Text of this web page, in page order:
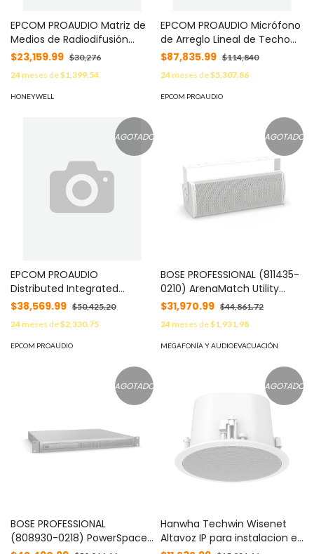
EPCOM PROAUDIO Matriz de
Medios de Radiodifusión
Inteligente Micro T-8000MA
/ Control Matriz 8x32 / 32
Zonas Expandibles / Pantalla
Táctil 7 Pulgadas / Entradas
Incendio / Timing Beidou /
Prioridades Personalizables /
Protocolo TCP-IP MOD: T-
$23,159.99 $30,276
24meses de$1,399.54
HONEYWELL
EPCOM PROAUDIO Micrófono
de Arreglo Lineal de Techo
TS-CA129 / 129 Micrófonos
de Alta Fidelidad /
Procesador de Audio 8
Núcleos 6T / ClearVoice AI
Amplificación 4 mts / 33
Zonas de Audio / POE+DC12-
48V / Dante-AES67 MOD:
TS-CA129
$87,835.99 $114,840
24meses de$5,307.86
EPCOM PROAUDIO
AGOTADO
EPCOM PROAUDIO
Distributed Integrated
Management System
controller MOD: TV-713A
$38,569.99 $50,425.20
24meses de$2,330.75
EPCOM PROAUDIO
AGOTADO
BOSE PROFESSIONAL (811435-
0210) ArenaMatch Utility
Altavoz exterior Blanco 200W
8 ohms cobertura nominal
120x60 MOD: AMU206W
$31,970.99 $44,861.72
24meses de$1,931.98
MEGAFONÍA Y AUDIOEVACUACIÓN
AGOTADO
BOSE PROFESSIONAL
(808930-0218) PowerSpace
AGOTADO
Hanwha Techwin Wisenet
Altavoz IP para instalacion en